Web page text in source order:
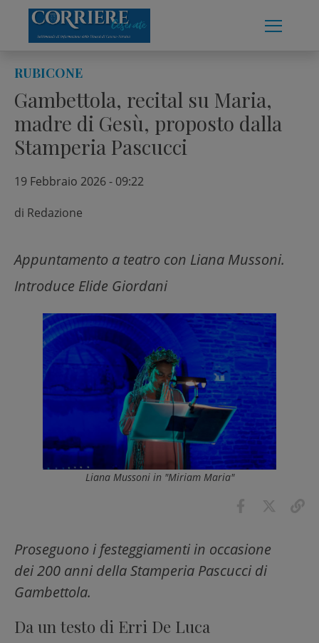
content
RUBICONE
Gambettola, recital su Maria,
madre di Gesù, proposto dalla
Stamperia Pascucci
19 Febbraio 2026 - 09:22
di Redazione
Appuntamento a teatro con Liana Mussoni.
Introduce Elide Giordani
Liana Mussoni in "Miriam Maria"
Proseguono i festeggiamenti in occasione
dei 200 anni della Stamperia Pascucci di
Gambettola.
Da un testo di Erri De Luca